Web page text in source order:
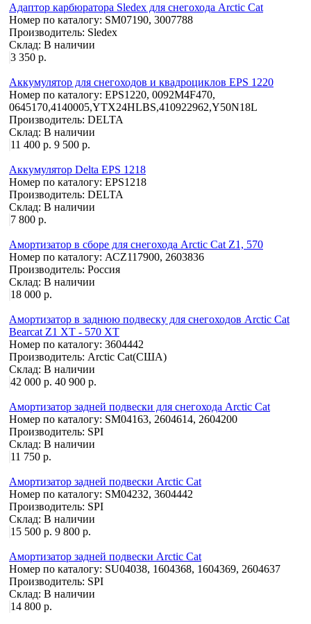
Адаптор карбюратора Sledex для снегохода Arctic Cat
Номер по каталогу: SM07190, 3007788
Производитель: Sledex
Склад: В наличии
3 350 р.
Аккумулятор для снегоходов и квадроциклов EPS 1220
Номер по каталогу: EPS1220, 0092M4F470,
0645170,4140005,YTX24HLBS,410922962,Y50N18L
Производитель: DELTA
Склад: В наличии
11 400 р. 9 500 р.
Аккумулятор Delta EPS 1218
Номер по каталогу: EPS1218
Производитель: DELTA
Склад: В наличии
7 800 р.
Амортизатор в сборе для снегохода Arctic Cat Z1, 570
Номер по каталогу: АСZ117900, 2603836
Производитель: Россия
Склад: В наличии
18 000 р.
Амортизатор в заднюю подвеску для снегоходов Arctic Cat
Bearcat Z1 XT - 570 XT
Номер по каталогу: 3604442
Производитель: Arctic Cat(США)
Склад: В наличии
42 000 р. 40 900 р.
Амортизатор задней подвески для снегохода Arctic Cat
Номер по каталогу: SM04163, 2604614, 2604200
Производитель: SPI
Склад: В наличии
11 750 р.
Амортизатор задней подвески Arctic Cat
Номер по каталогу: SM04232, 3604442
Производитель: SPI
Склад: В наличии
15 500 р. 9 800 р.
Амортизатор задней подвески Arctic Cat
Номер по каталогу: SU04038, 1604368, 1604369, 2604637
Производитель: SPI
Склад: В наличии
14 800 р.